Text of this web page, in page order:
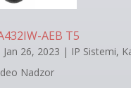
AEB T5
Jan 26, 2023 | IP Sistemi,
Nadzor